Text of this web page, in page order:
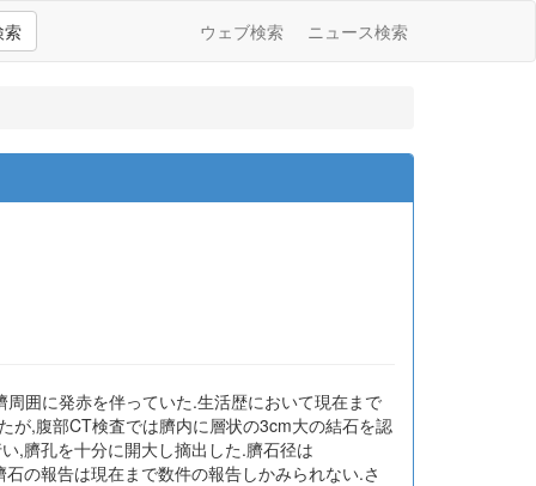
索 ウェブ検索 ニュース検索
囲に発赤を伴っていた.生活歴において現在まで
が,腹部CT検査では臍内に層状の3cm大の結石を認
,臍孔を十分に開大し摘出した.臍石径は
の報告は現在まで数件の報告しかみられない.さ